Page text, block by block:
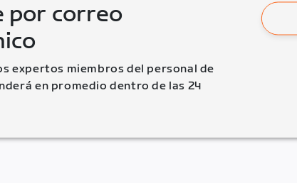
por correo
expertos miembros del personal de
en promedio dentro de las 24